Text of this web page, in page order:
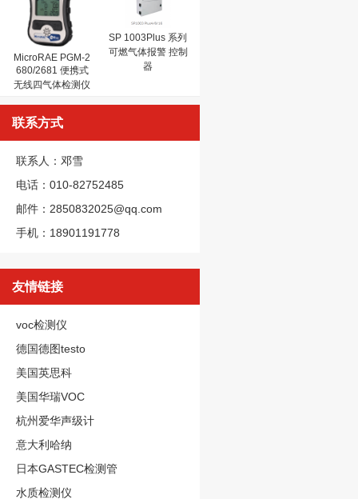
MicroRAE PGM-2
680/2681 便携式
无线四气体检测仪
SP 1003Plus 系列
可燃气体报警 控制
器
联系方式
联系人：邓雪
电话：010-82752485
邮件：2850832025@qq.com
手机：18901191778
友情链接
voc检测仪
德国德图testo
美国英思科
美国华瑞VOC
杭州爱华声级计
意大利哈纳
日本GASTEC检测管
水质检测仪